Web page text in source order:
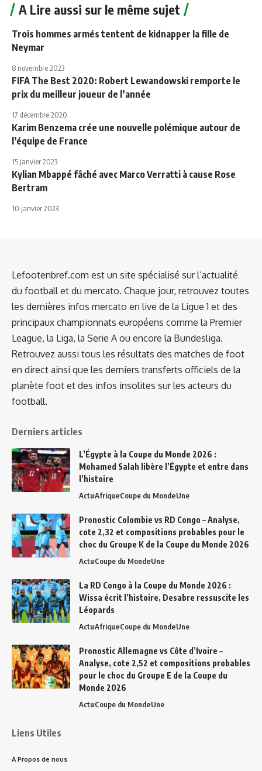
A Lire aussi sur le même sujet
Trois hommes armés tentent de kidnapper la fille de
Neymar
8 novembre 2023
FIFA The Best 2020: Robert Lewandowski remporte le
prix du meilleur joueur de l’année
17 décembre 2020
Karim Benzema crée une nouvelle polémique autour de
l’équipe de France
15 janvier 2023
Kylian Mbappé fâché avec Marco Verratti à cause Rose
Bertram
10 janvier 2023
Lefootenbref.com est un site spécialisé sur l’actualité
du football et du mercato. Chaque jour, retrouvez toutes
les dernières infos mercato en live de la Ligue 1 et des
principaux championnats européens comme la Premier
League, la Liga, la Serie A ou encore la Bundesliga.
Retrouvez aussi tous les résultats des matches de foot
en direct ainsi que les derniers transferts officiels de la
planète foot et des infos insolites sur les acteurs du
football.
Derniers articles
L’Égypte à la Coupe du Monde 2026 :
Mohamed Salah libère l’Égypte et entre dans
l’histoire
ActuAfriqueCoupe du MondeUne
Pronostic Colombie vs RD Congo – Analyse,
cote 2,32 et compositions probables pour le
choc du Groupe K de la Coupe du Monde 2026
ActuCoupe du MondeUne
La RD Congo à la Coupe du Monde 2026 :
Wissa écrit l’histoire, Desabre ressuscite les
Léopards
ActuAfriqueCoupe du MondeUne
Pronostic Allemagne vs Côte d’Ivoire –
Analyse, cote 2,52 et compositions probables
pour le choc du Groupe E de la Coupe du
Monde 2026
ActuCoupe du MondeUne
Liens Utiles
A Propos de nous